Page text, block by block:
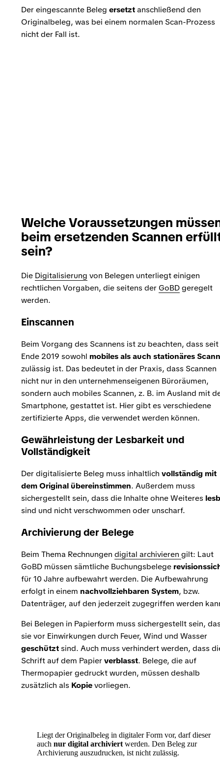
Der eingescannte Beleg ersetztanschließend den
Originalbeleg, was bei einem normalen Scan-Prozess
nicht der Fall ist.
Welche Voraussetzungen
beim ersetzenden Scannen
sein?
DieDigitalisierungvon Belegen unterliegt einigen
rechtlichen Vorgaben, die seitens der GoBDgeregelt
werden.
Einscannen
Beim Vorgang des Scannens ist zu beachten, dass seit
Ende 2019 sowohl mobiles als auch stationäres
zulässig ist. Das bedeutet in der Praxis, dass Scannen
nicht nur in den unternehmenseigenen Büroräumen,
sondern auch mobiles Scannen, z. B. im Ausland mit
Smartphone, gestattet ist. Hier gibt es verschiedene
zertifizierte Apps, die verwendet werden können.
Gewährleistung der Lesbarkeit und
Vollständigkeit
Der digitalisierte Beleg muss inhaltlich vollständig mit
dem Original übereinstimmen. Außerdem muss
sichergestellt sein, dass die Inhalte ohne Weiteres
sind und nicht verschwommen oder unscharf.
Archivierung der Belege
Beim Thema Rechnungen digital archivierengilt: Laut
GoBD müssen sämtliche Buchungsbelege
für 10 Jahre aufbewahrt werden. Die Aufbewahrung
erfolgt in einem nachvollziehbaren System, bzw.
Datenträger, auf den jederzeit zugegriffen werden
Bei Belegen in Papierform muss sichergestellt sein,
sie vor Einwirkungen durch Feuer, Wind und Wasser
geschütztsind. Auch muss verhindert werden, dass
Schrift auf dem Papier verblasst. Belege, die auf
Thermopapier gedruckt wurden, müssen deshalb
zusätzlich als Kopievorliegen.
Liegt der Originalbeleg in digitaler Form vor, darf dieser
auch nur digital archiviert werden. Den Beleg zur
Archivierung auszudrucken, ist nicht zulässig.